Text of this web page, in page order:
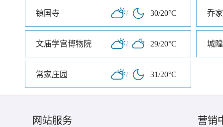
镇国寺 / 30/20°C 乔
文庙学宫博物院 / 29/20°C 城
常家庄园 / 31/20°C
网站服务 营销